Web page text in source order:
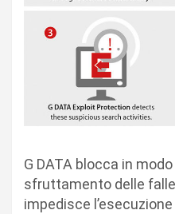
G DATA blocca in
sfruttamento delle
impedisce